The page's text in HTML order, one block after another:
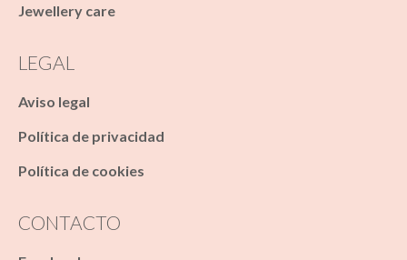
Jewellery care
LEGAL
Aviso legal
Política de privacidad
Política de cookies
CONTACTO